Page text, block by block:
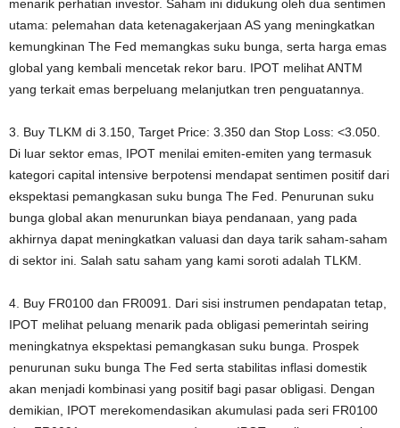
menarik perhatian investor. Saham ini didukung oleh dua sentimen
utama: pelemahan data ketenagakerjaan AS yang meningkatkan
kemungkinan The Fed memangkas suku bunga, serta harga emas
global yang kembali mencetak rekor baru. IPOT melihat ANTM
yang terkait emas berpeluang melanjutkan tren penguatannya.
3. Buy TLKM di 3.150, Target Price: 3.350 dan Stop Loss: <3.050.
Di luar sektor emas, IPOT menilai emiten-emiten yang termasuk
kategori capital intensive berpotensi mendapat sentimen positif dari
ekspektasi pemangkasan suku bunga The Fed. Penurunan suku
bunga global akan menurunkan biaya pendanaan, yang pada
akhirnya dapat meningkatkan valuasi dan daya tarik saham-saham
di sektor ini. Salah satu saham yang kami soroti adalah TLKM.
4. Buy FR0100 dan FR0091. Dari sisi instrumen pendapatan tetap,
IPOT melihat peluang menarik pada obligasi pemerintah seiring
meningkatnya ekspektasi pemangkasan suku bunga. Prospek
penurunan suku bunga The Fed serta stabilitas inflasi domestik
akan menjadi kombinasi yang positif bagi pasar obligasi. Dengan
demikian, IPOT merekomendasikan akumulasi pada seri FR0100